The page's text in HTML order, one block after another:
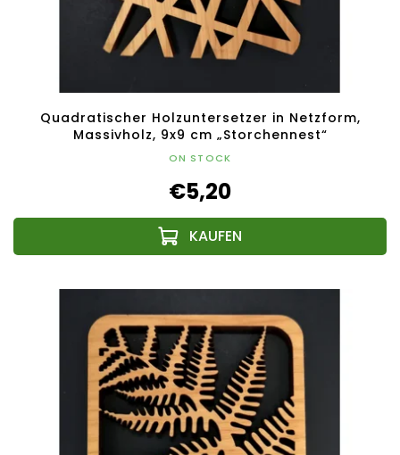
Quadratischer Holzuntersetzer in Netzform,
Massivholz, 9x9 cm „Storchennest“
ON STOCK
€5,20